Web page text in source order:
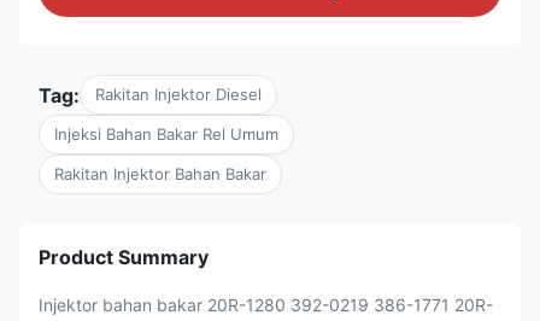
Tag: Rakitan Injektor Diesel
Injeksi Bahan Bakar Rel Umum
Rakitan Injektor Bahan Bakar
Product Summary
Injektor bahan bakar 20R-1280 392-0219 386-1771 20R-